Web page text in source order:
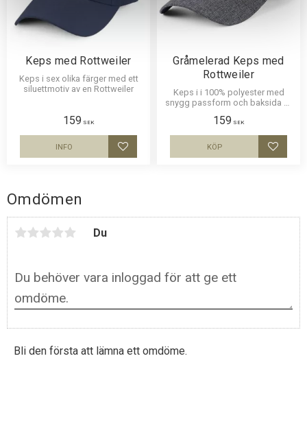
Omdömen
Du
Bli den första att lämna ett omdöme.
Keps med Rottweiler
Keps i sex olika färger med ett
siluettmotiv av en Rottweiler
159 SEK
Lägg till i favoriter
INFO
Gråmelerad Keps med
Rottweiler
Keps i i 100% polyester med
snygg passform och baksida av
Rottweiler. Luftig och skön keps.
159 SEK
Lägg
KÖP